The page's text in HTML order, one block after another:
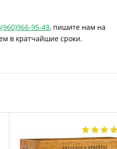
95-49, пишите нам на
в кратчайшие сроки.